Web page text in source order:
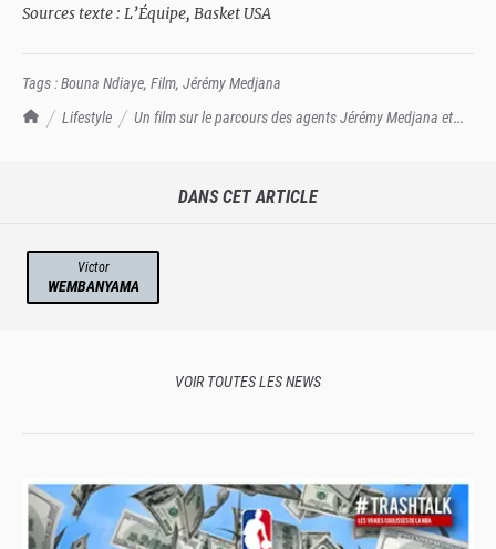
TrashTalk Actu NBA
Lifestyle
Un film sur le parcours des agents Jérémy Medjana et
Sources texte : L’Équipe, Basket USA
Tags :Bouna Ndiaye, Film, Jérémy Medjana
DANS CET ARTICLE
Victor
WEMBANYAMA
VOIR TOUTES LES NEWS